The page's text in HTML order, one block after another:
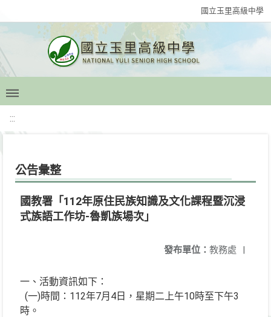
國立玉里高級中學
:::
公告彙整
國教署「112年原住民族知識及文化課程暨沉浸
式族語工作坊-魯凱族場次」
發布單位： 教務處 |
一、活動資訊如下：
(一)時間：112年7月4日，星期二上午10時至下午3
時。